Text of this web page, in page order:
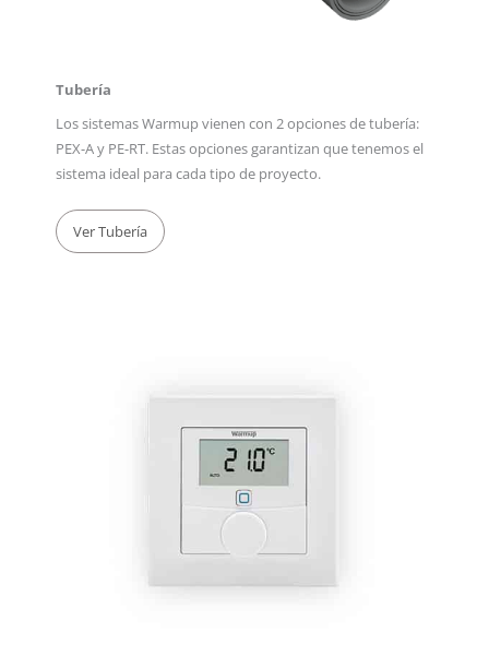
Tubería
Los sistemas Warmup vienen con 2 opciones de tubería:
PEX-A y PE-RT. Estas opciones garantizan que tenemos el
sistema ideal para cada tipo de proyecto.
Ver Tubería